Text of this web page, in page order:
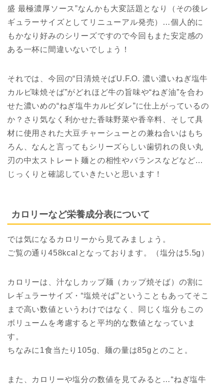
盛 最極濃厚ソース”なんかも大変話題となり（その後レ
ギュラーサイズとしてリニューアル発売）…個人的に
もかなり好みのシリーズですので今回もまた安定感の
ある一杯に間違いないでしょう！
それでは、今回の“日清焼そばU.F.O. 濃い濃いねぎ塩牛
カルビ味焼そば”がどれほど牛の旨味や“ねぎ油”を合わ
せた濃いめの“ねぎ塩牛カルビダレ”に仕上がっているの
か？さり気なく利かせた香味野菜や香辛料、そして具
材に使用された大豆チャーシューとの兼ね合いはもち
ろん、なんと言ってもシリーズらしい歯切れの良い丸
刃の中太ストレート麺との相性やバランスなどなど…
じっくりと確認していきたいと思います！
カロリーなど栄養成分表について
では気になるカロリーから見てみましょう。
ご覧の通り458kcalとなっております。（塩分は5.5g）
カロリーは、汁なしカップ麺（カップ焼そば）の割に
レギュラーサイズ・“塩焼そば”ということもあってそこ
まで高い数値というわけではなく、同じく塩分もこの
ボリュームを考慮すると平均的な数値となっていま
す。
ちなみに1食当たり105g、麺の量は85gとのこと。
また、カロリーや塩分の数値を見てみると…“ねぎ塩牛